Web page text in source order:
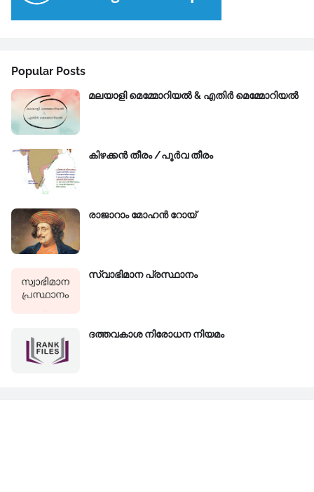
Popular Posts
മലയാളി മെമ്മോറിയൽ & എതിർ മെമ്മോറിയൽ
കിഴക്കന്‍ തീരം /പൂർവ തീരം
രാജാറാം മോഹൻ റോയ്‌
സ്വാഭിമാന പ്രസ്ഥാനം
ദത്തവകാശ നിരോധന നിയമം